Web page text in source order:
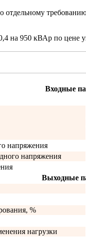
на 950 кВАр по цене
Входные
напряжения
напряжения
Выходные
%
нагрузки